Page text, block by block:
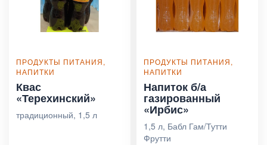
ПРОДУКТЫ ПИТАНИЯ,
НАПИТКИ
Квас
«Терехинский»
традиционный, 1,5 л
ПРОДУКТЫ ПИТАНИЯ,
НАПИТКИ
Напиток б/а
газированный
«Ирбис»
1,5 л, Бабл Гам/Тутти
Фрутти